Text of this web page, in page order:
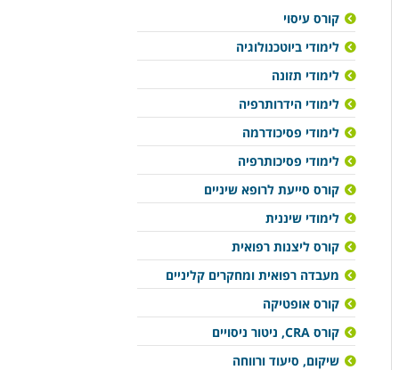
קורס עיסוי
לימודי ביוטכנולוגיה
לימודי תזונה
לימודי הידרותרפיה
לימודי פסיכודרמה
לימודי פסיכותרפיה
קורס סייעת לרופא שיניים
לימודי שיננית
קורס ליצנות רפואית
מעבדה רפואית ומחקרים קליניים
קורס אופטיקה
קורס CRA, ניטור ניסויים
שיקום, סיעוד ורווחה